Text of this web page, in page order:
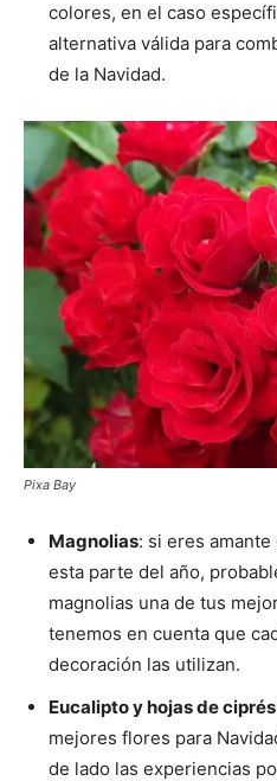
colores, en el caso
alternativa válida para
de la Navidad.
Pixa Bay
Magnolias: si eres
esta parte del año,
magnolias una de tus
tenemos en cuenta que
decoración las utilizan.
Eucalipto y hojas de ciprés
mejores flores para
de lado las experiencias